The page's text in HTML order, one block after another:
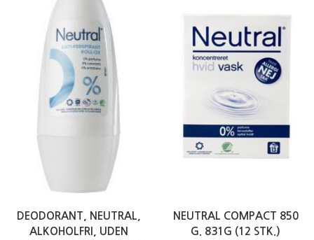
DEODORANT, NEUTRAL,
ALKOHOLFRI, UDEN
NEUTRAL COMPACT 850
G. 831G (12 STK.)